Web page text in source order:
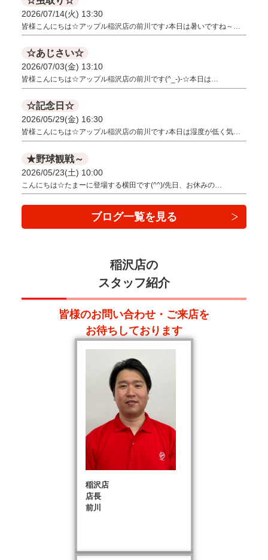
2026/07/14(火) 13:30
皆様こんにちは☆アップル稲沢店の前川です♪本日は暑いですね～…
☆あじさい☆
2026/07/03(金) 13:10
皆様こんにちは☆アップル稲沢店の前川です(^_-)-☆本日は…
☆記念日☆
2026/05/29(金) 16:30
皆様こんにちは☆アップル稲沢店の前川です♪本日は湿度が低く気…
★野球観戦～
2026/05/23(土) 10:00
こんにちは☆たまーに登場する横田です(^^)/先日、お休みの…
ブログ一覧を見る
稲沢店の
スタッフ紹介
皆様のお問い合わせ・ご来店を
お待ちしております
稲沢店
店長
前川